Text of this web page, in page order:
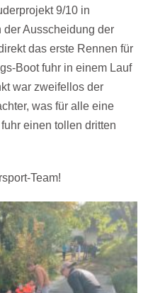
9/10 in
Ausscheidung der
das erste Rennen für
Boot fuhr in einem Lauf
war zweifellos der
was für alle eine
einen tollen dritten
Team!